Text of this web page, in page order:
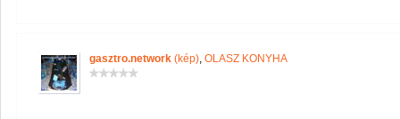
gasztro.network (kép), OLASZ KONYHA